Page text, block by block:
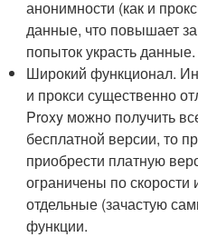
анонимности (как и
данные, что повышает
попыток украсть данные.
Широкий функционал.
и прокси существенно
Proxy можно получить
бесплатной версии, то
приобрести платную
ограничены по
отдельные (зачастую
функции.